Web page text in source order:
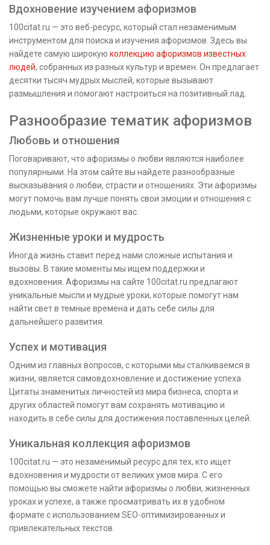
Вдохновение изучением афоризмов
100citat.ru — это веб-ресурс, который стал незаменимым
инструментом для поиска и изучения афоризмов. Здесь вы
найдете самую широкую коллекцию афоризмов известных
людей, собранных из разных культур и времен. Он предлагает
десятки тысяч мудрых мыслей, которые вызывают
размышления и помогают настроиться на позитивный лад.
Разнообразие тематик афоризмов
Любовь и отношения
Поговаривают, что афоризмы о любви являются наиболее
популярными. На этом сайте вы найдете разнообразные
высказывания о любви, страсти и отношениях. Эти афоризмы
могут помочь вам лучше понять свои эмоции и отношения с
людьми, которые окружают вас.
Жизненные уроки и мудрость
Иногда жизнь ставит перед нами сложные испытания и
вызовы. В такие моменты мы ищем поддержки и
вдохновения. Афоризмы на сайте 100citat.ru предлагают
уникальные мысли и мудрые уроки, которые помогут нам
найти свет в темные времена и дать себе силы для
дальнейшего развития.
Успех и мотивация
Одним из главных вопросов, с которыми мы сталкиваемся в
жизни, является самовдохновление и достижение успеха.
Цитаты знаменитых личностей из мира бизнеса, спорта и
других областей помогут вам сохранять мотивацию и
находить в себе силы для достижения поставленных целей.
Уникальная коллекция афоризмов
100citat.ru — это незаменимый ресурс для тех, кто ищет
вдохновения и мудрости от великих умов мира. С его
помощью вы сможете найти афоризмы о любви, жизненных
уроках и успехе, а также просматривать их в удобном
формате с использованием SEO-оптимизированных и
привлекательных текстов.